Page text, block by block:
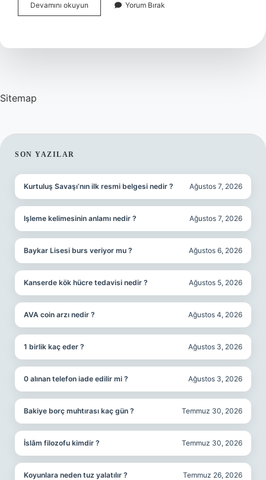
Devamını okuyun
Nükleer
Yorum Bırak
Sitemap
SIDEBAR
SON YAZILAR
Kurtuluş Savaşı’nın ilk resmi belgesi nedir ? Ağustos 7, 2026
Işleme kelimesinin anlamı nedir ? Ağustos 7, 2026
Baykar Lisesi burs veriyor mu ? Ağustos 6, 2026
Kanserde kök hücre tedavisi nedir ? Ağustos 5, 2026
AVA coin arzı nedir ? Ağustos 4, 2026
1 birlik kaç eder ? Ağustos 3, 2026
0 alınan telefon iade edilir mi ? Ağustos 3, 2026
Bakiye borç muhtırası kaç gün ? Temmuz 30, 2026
İslâm filozofu kimdir ? Temmuz 30, 2026
Koyunlara neden tuz yalatılır ? Temmuz 26, 2026